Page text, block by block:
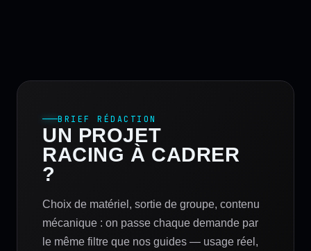
BRIEF RÉDACTION
UN PROJET
RACING À CADRER
?
Choix de matériel, sortie de groupe, contenu
mécanique : on passe chaque demande par
le même filtre que nos guides — usage réel,